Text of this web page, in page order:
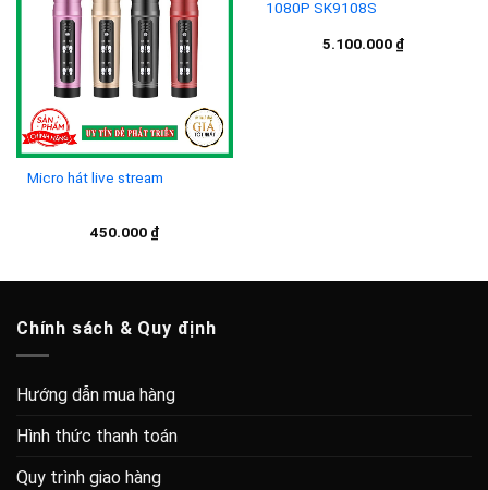
Add to
wishlist
Micro hát live stream
450.000 ₫
1080P SK9108S
5.100.000 ₫
Chính sách & Quy định
Hướng dẫn mua hàng
Hình thức thanh toán
Quy trình giao hàng